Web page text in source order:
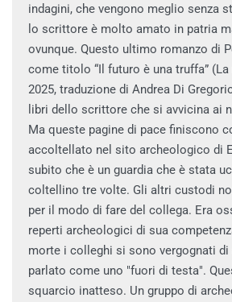
indagini, che vengono meglio senza
lo scrittore è molto amato in patria
ovunque. Questo ultimo romanzo di
come titolo “Il futuro è una truffa” (La
2025, traduzione di Andrea Di
libri dello scrittore che si avvicina ai
Ma queste pagine di pace finiscono
accoltellato nel sito archeologico di
subito che è un guardia che è stata
coltellino tre volte. Gli altri custodi
per il modo di fare del collega. Era
reperti archeologici di sua
morte i colleghi si sono vergognati di
parlato come uno "fuori di testa".
squarcio inatteso. Un gruppo di